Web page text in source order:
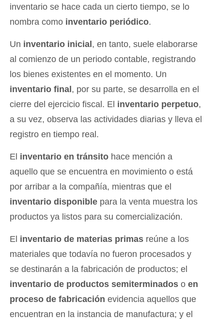
inventario se hace cada un cierto tiempo, se lo
nombra como inventario periódico.
Un inventario inicial, en tanto, suele elaborarse
al comienzo de un periodo contable, registrando
los bienes existentes en el momento. Un
inventario final, por su parte, se desarrolla en el
cierre del ejercicio fiscal. El inventario perpetuo,
a su vez, observa las actividades diarias y lleva el
registro en tiempo real.
El inventario en tránsito hace mención a
aquello que se encuentra en movimiento o está
por arribar a la compañía, mientras que el
inventario disponible para la venta muestra los
productos ya listos para su comercialización.
El inventario de materias primas reúne a los
materiales que todavía no fueron procesados y
se destinarán a la fabricación de productos; el
inventario de productos semiterminados o en
proceso de fabricación evidencia aquellos que
encuentran en la instancia de manufactura; y el